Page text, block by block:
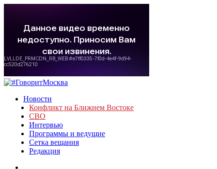
Новости
Конфликт на Ближнем Востоке
СВО
Интервью
Программы и ведущие
Сетка вещания
Редакция